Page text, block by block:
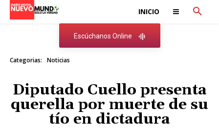
INICIO
Escúchanos Online
Categorias: Noticias
Diputado Cuello presenta
querella por muerte de su
tío en dictadura